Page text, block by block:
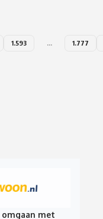
1.593 … 1.777
omgaan met